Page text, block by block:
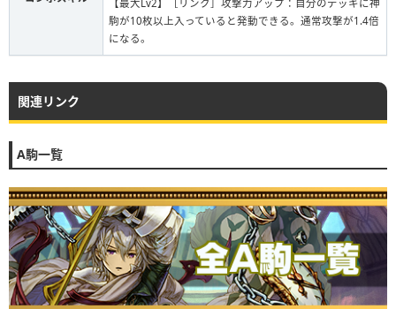
【最大Lv2】［リンク］攻撃力アップ：自分のデッキに神
駒が10枚以上入っていると発動できる。通常攻撃が1.4倍
になる。
関連リンク
A駒一覧